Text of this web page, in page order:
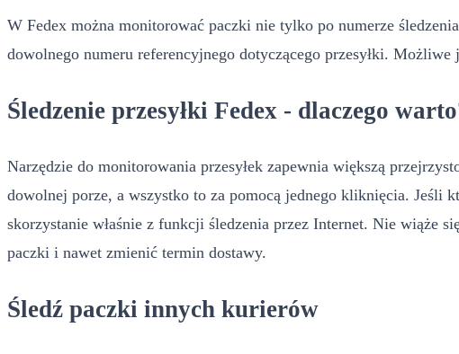
W Fedex można monitorować paczki nie tylko po numerze
dowolnego numeru referencyjnego dotyczącego przesyłki.
Śledzenie przesyłki Fedex - dlaczego
Narzędzie do monitorowania przesyłek zapewnia większą
dowolnej porze, a wszystko to za pomocą jednego kliknięcia. Jeśli
skorzystanie właśnie z funkcji śledzenia przez Internet. Nie wiąże
paczki i nawet zmienić termin dostawy.
Śledź paczki innych kurierów